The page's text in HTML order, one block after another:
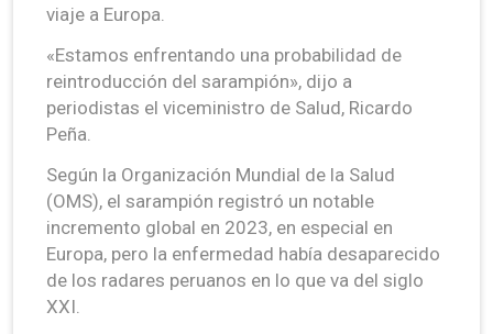
viaje a Europa.
«Estamos enfrentando una probabilidad de
reintroducción del sarampión», dijo a
periodistas el viceministro de Salud, Ricardo
Peña.
Según la Organización Mundial de la Salud
(OMS), el sarampión registró un notable
incremento global en 2023, en especial en
Europa, pero la enfermedad había desaparecido
de los radares peruanos en lo que va del siglo
XXI.